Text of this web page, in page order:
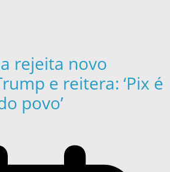
rejeita novo
e reitera: ‘Pix é
povo’